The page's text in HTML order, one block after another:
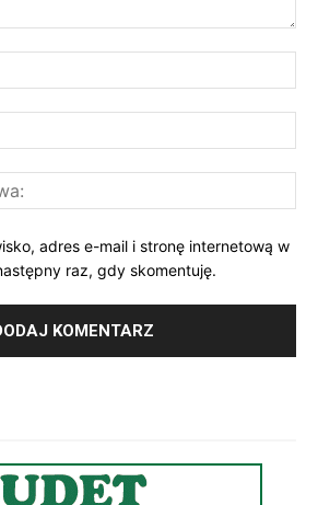
adres e-mail i stronę internetową w
raz, gdy skomentuję.